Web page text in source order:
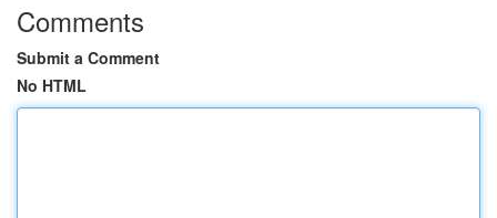
Comments
Submit a Comment
No HTML